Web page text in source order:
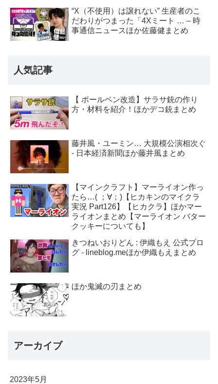
“X（不使用）は譲れない” 生産者のこ
だわりがつまった「4Xミート … – 時
事通信ニュースほか佐藤健まとめ
人気記事
【 ボールペン改造】サラサ銃の作り
方・材料を紹介！ほかデコ銃まとめ
藤井風・ユーミン… 大規模公演相次ぐ
- 日本経済新聞ほか藤井風まとめ
【マインクラフト】マーライオン作っ
たら…( ；∀；)【ヒカキンのマイクラ
実況 Part126】【ヒカクラ】ほかマー
ライオンまとめ【マーライオン バター
クッキーについても】
きつねいおりどん : 伊織もえ 公式ブロ
グ - lineblog.meほか伊織もえまとめ
ほか鬼滅の刃まとめ
アーカイブ
2023年5月